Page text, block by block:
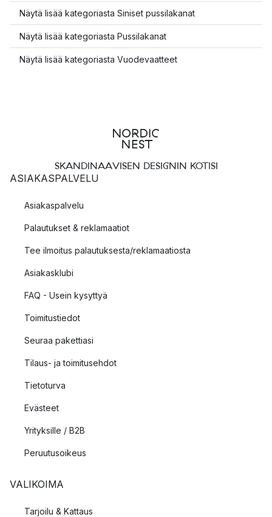
Näytä lisää kategoriasta Siniset pussilakanat
Näytä lisää kategoriasta Pussilakanat
Näytä lisää kategoriasta Vuodevaatteet
SKANDINAAVISEN DESIGNIN KOTISI
ASIAKASPALVELU
Asiakaspalvelu
Palautukset & reklamaatiot
Tee ilmoitus palautuksesta/reklamaatiosta
Asiakasklubi
FAQ - Usein kysyttyä
Toimitustiedot
Seuraa pakettiasi
Tilaus- ja toimitusehdot
Tietoturva
Evästeet
Yrityksille / B2B
Peruutusoikeus
VALIKOIMA
Tarjoilu & Kattaus